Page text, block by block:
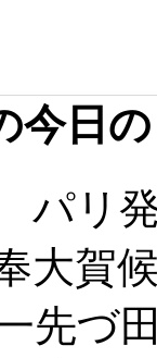
今日
パリ
大賀
先づ